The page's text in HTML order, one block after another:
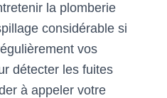
la plomberie
considérable si
vos
détecter les fuites
à appeler votre